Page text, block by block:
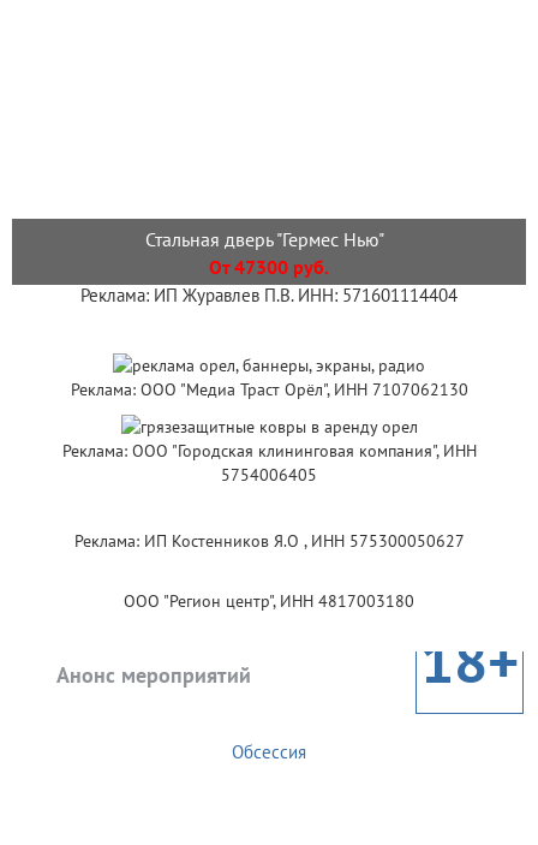
Стальная дверь "Гермес Нью"
От 47300 руб.
Реклама: ИП Журавлев П.В. ИНН: 571601114404
Реклама: ООО "Медиа Траст Орёл", ИНН 7107062130
Реклама: ООО "Городская клининговая компания", ИНН
5754006405
Реклама: ИП Костенников Я.О , ИНН 575300050627
ООО "Регион центр", ИНН 4817003180
Анонс мероприятий 18+
Обсессия